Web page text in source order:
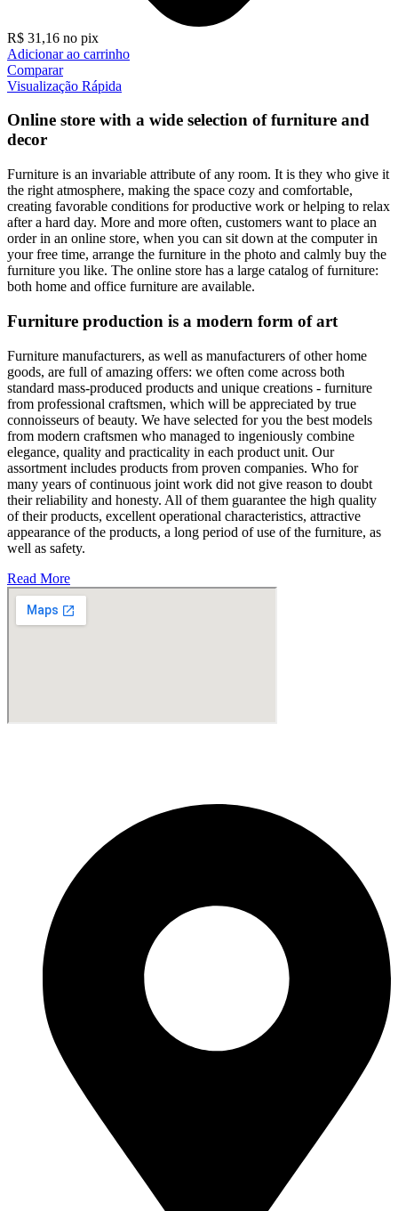
R$ 31,16 no pix
Adicionar ao carrinho
Comparar
Visualização Rápida
Online store with a wide selection of furniture and
decor
Furniture is an invariable attribute of any room. It is they who give it
the right atmosphere, making the space cozy and comfortable,
creating favorable conditions for productive work or helping to relax
after a hard day. More and more often, customers want to place an
order in an online store, when you can sit down at the computer in
your free time, arrange the furniture in the photo and calmly buy the
furniture you like. The online store has a large catalog of furniture:
both home and office furniture are available.
Furniture production is a modern form of art
Furniture manufacturers, as well as manufacturers of other home
goods, are full of amazing offers: we often come across both
standard mass-produced products and unique creations - furniture
from professional craftsmen, which will be appreciated by true
connoisseurs of beauty. We have selected for you the best models
from modern craftsmen who managed to ingeniously combine
elegance, quality and practicality in each product unit. Our
assortment includes products from proven companies. Who for
many years of continuous joint work did not give reason to doubt
their reliability and honesty. All of them guarantee the high quality
of their products, excellent operational characteristics, attractive
appearance of the products, a long period of use of the furniture, as
well as safety.
Read More